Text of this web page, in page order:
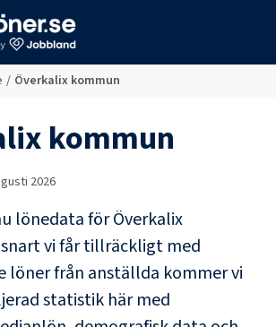
/ Överkalix kommun
kommun
2026
lönedata förÖverkalix
snart vi får tillräckligt med
löner från anställda kommer vi
statistik här med